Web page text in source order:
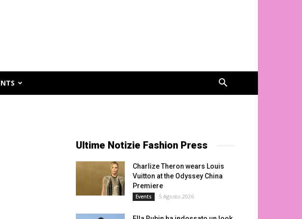
Ultime Notizie Fashion Press
Charlize Theron wears Louis
Vuitton at the Odyssey China
Premiere
Events 5 Agosto 2026